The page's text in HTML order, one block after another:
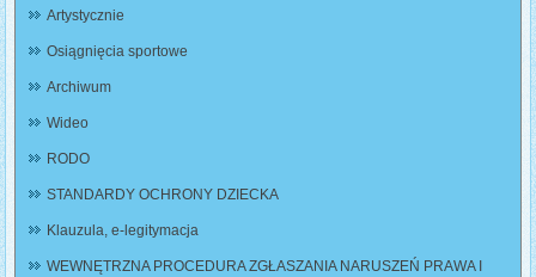
Artystycznie
Osiągnięcia sportowe
Archiwum
Wideo
RODO
STANDARDY OCHRONY DZIECKA
Klauzula, e-legitymacja
WEWNĘTRZNA PROCEDURA ZGŁASZANIA NARUSZEŃ PRAWA I